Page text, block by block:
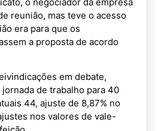
reunião, mas teve o acesso
era para que os
a proposta de acordo
em debate,
de trabalho para 40
44, ajuste de 8,87% no
nos valores de vale-